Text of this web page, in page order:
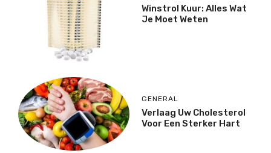
Winstrol Kuur: Alles Wat
Je Moet Weten
GENERAL
Verlaag Uw Cholesterol
Voor Een Sterker Hart